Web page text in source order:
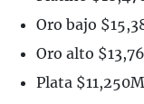
Oro bajo
Oro alto
Plata